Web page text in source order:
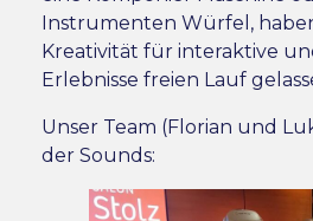
Instrumenten Würfel,
Kreativität für interaktive
Erlebnisse freien Lauf
Unser Team (Florian und
der Sounds: